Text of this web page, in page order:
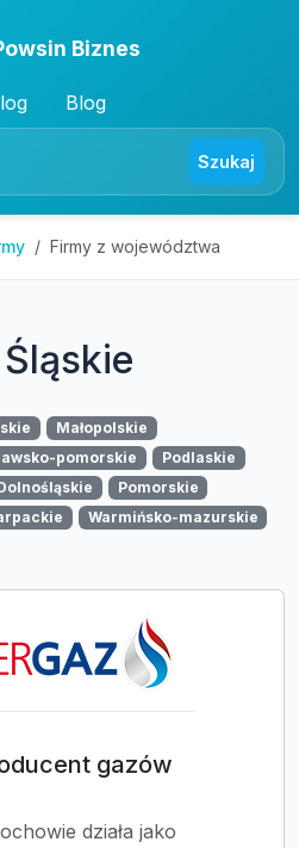
Biznes
Blog
Szukaj
Firmy z województwa
Małopolskie
pomorskie
Podlaskie
Pomorskie
Warmińsko-mazurskie
gazów
działa jako